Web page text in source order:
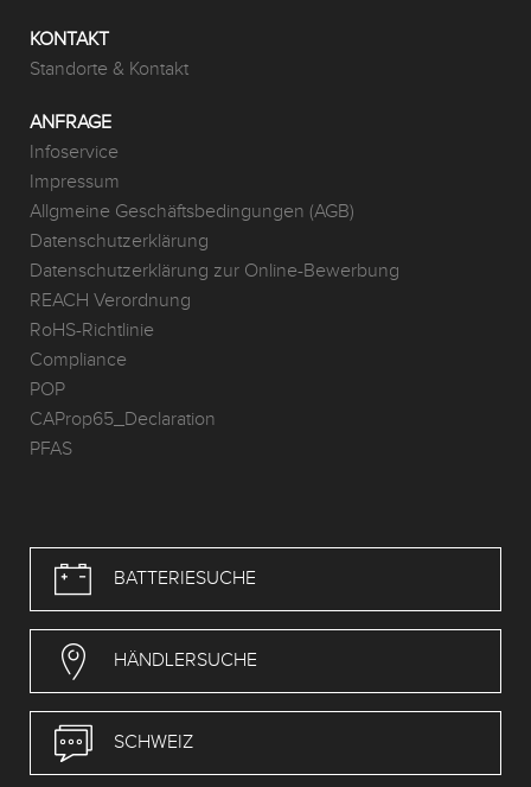
KONTAKT
Standorte & Kontakt
ANFRAGE
Infoservice
Impressum
Allgmeine Geschäftsbedingungen (AGB)
Datenschutzerklärung
Datenschutzerklärung zur Online-Bewerbung
REACH Verordnung
RoHS-Richtlinie
Compliance
POP
CAProp65_Declaration
PFAS
BATTERIESUCHE
HÄNDLERSUCHE
SCHWEIZ